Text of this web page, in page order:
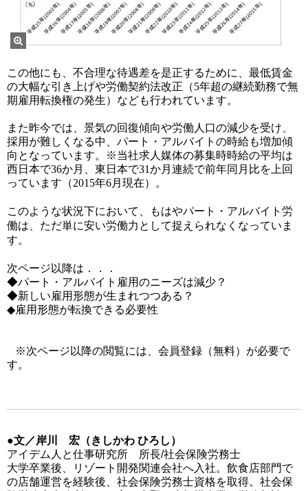
この他にも、不合理な待遇差を是正するために、最低賃金
の大幅な引き上げや労働契約法改正（5年超の継続勤務で無
期雇用転換権の発生）なども行われています。
また昨今では、景気の回復傾向や労働人口の減少を受け、
採用が難しくなる中、パート・アルバイトの時給も増加傾
向となっています。※当社求人媒体の募集時時給の平均は
西日本で36か月、東日本で31か月連続で前年同月比を上回
っています（2015年6月現在）。
このような状況下において、もはやパート・アルバイト労
働は、ただ単に安い労働力として捉えられなくなっていま
す。
次ページ以降は．．．
◆パート・アルバイト雇用のニーズは減少？
◆新しい雇用形態が生まれつつある？
◆雇用形態が転換できる必要性
※次ページ以降の閲覧には、会員登録（無料）が必要で
す。
●文／岸川 宏（きしかわ ひろし）
アイデム人と仕事研究所 所長/社会保険労務士
大学卒業後、リゾート開発関連会社へ入社。飲食店部門で
の店舗運営を経験後、社会保険労務士資格を取得。社会保